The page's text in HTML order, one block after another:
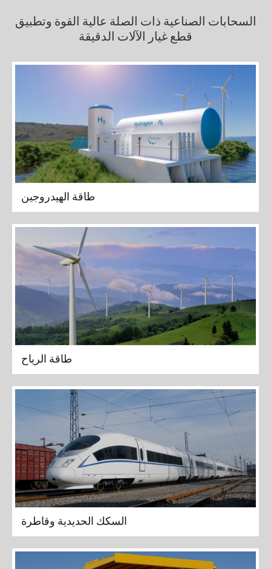
السحابات الصناعية ذات الصلة عالية القوة وتطبيق
قطع غيار الآلات الدقيقة
طاقة الهيدروجين
طاقة الرياح
السكك الحديدية وقاطرة